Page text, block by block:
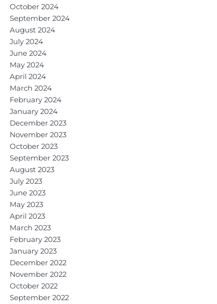
October 2024
September 2024
August 2024
July 2024
June 2024
May 2024
April 2024
March 2024
February 2024
January 2024
December 2023
November 2023
October 2023
September 2023
August 2023
July 2023
June 2023
May 2023
April 2023
March 2023
February 2023
January 2023
December 2022
November 2022
October 2022
September 2022